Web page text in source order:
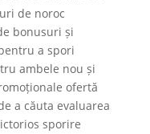
de noroc
bonusuri și
a spori
ambele nou și
ofertă
a căuta evaluarea
sporire